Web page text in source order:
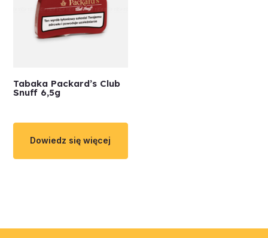
Tabaka Packard’s Club
Snuff 6,5g
Dowiedz się więcej